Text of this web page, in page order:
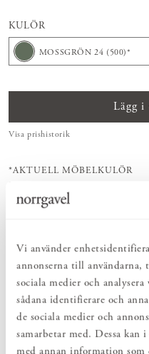
Vi använder
annonserna till
sociala medier och
sådana identifierare och
de sociala medier och
samarbetar med. Dessa
med annan information
KULÖR
MOSSGRÖN 24 (500)*
Lägg i
Visa prishistorik
*AKTUELL MÖBELKULÖR
äggoljetempera.
PRODUKTBESKRIVNING
Vår äggoljetempera från
färg. De harmoniska och
naturliga jordpigment.
och kallpressad linolja från